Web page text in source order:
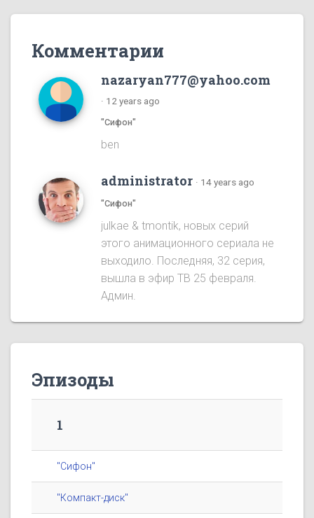
Комментарии
nazaryan777@yahoo.com
· 12 years ago
"Сифон"
ben
administrator · 14 years ago
"Сифон"
julkae & tmontik, новых серий
этого анимационного сериала не
выходило. Последняя, 32 серия,
вышла в эфир ТВ 25 февраля.
Админ.
Эпизоды
1
"Сифон"
"Компакт-диск"